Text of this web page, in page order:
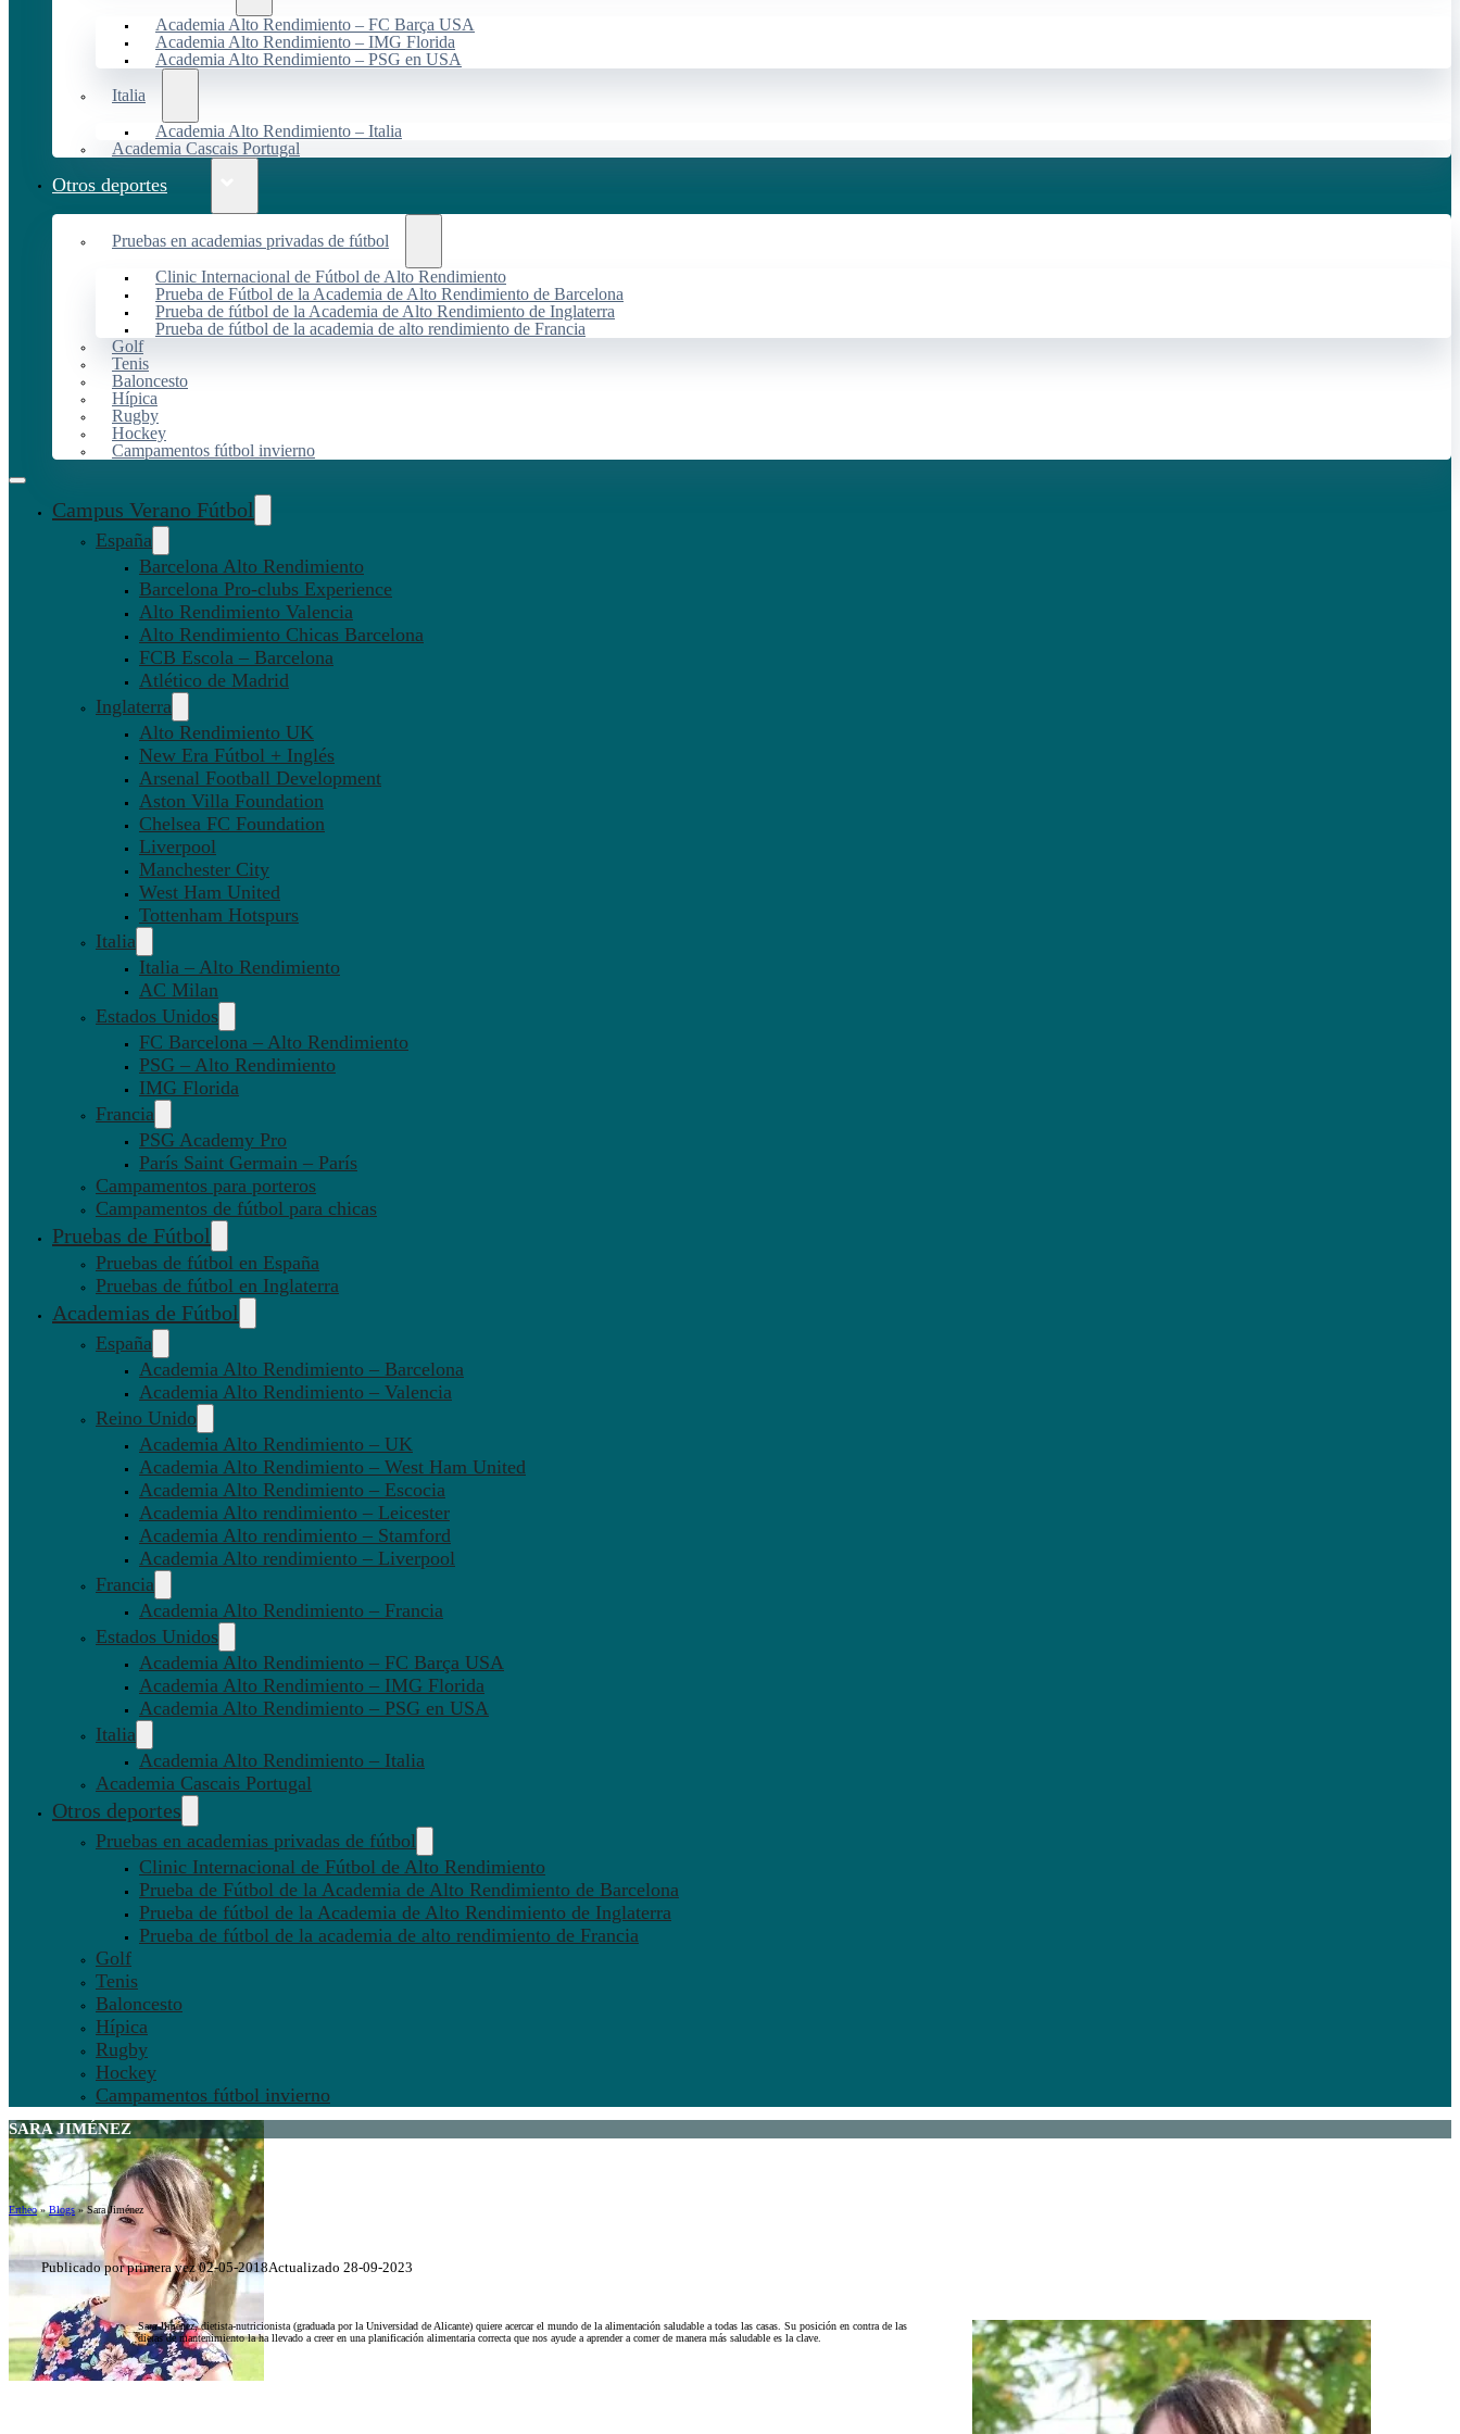
Academia Alto Rendimiento – FC Barça USA
Academia Alto Rendimiento – IMG Florida
Academia Alto Rendimiento – PSG en USA
Italia
Academia Alto Rendimiento – Italia
Academia Cascais Portugal
Otros deportes
Pruebas en academias privadas de fútbol
Clinic Internacional de Fútbol de Alto Rendimiento
Prueba de Fútbol de la Academia de Alto Rendimiento de Barcelona
Prueba de fútbol de la Academia de Alto Rendimiento de Inglaterra
Prueba de fútbol de la academia de alto rendimiento de Francia
Golf
Tenis
Baloncesto
Hípica
Rugby
Hockey
Campamentos fútbol invierno
Campus Verano Fútbol
España
Barcelona Alto Rendimiento
Barcelona Pro-clubs Experience
Alto Rendimiento Valencia
Alto Rendimiento Chicas Barcelona
FCB Escola – Barcelona
Atlético de Madrid
Inglaterra
Alto Rendimiento UK
New Era Fútbol + Inglés
Arsenal Football Development
Aston Villa Foundation
Chelsea FC Foundation
Liverpool
Manchester City
West Ham United
Tottenham Hotspurs
Italia
Italia – Alto Rendimiento
AC Milan
Estados Unidos
FC Barcelona – Alto Rendimiento
PSG – Alto Rendimiento
IMG Florida
Francia
PSG Academy Pro
París Saint Germain – París
Campamentos para porteros
Campamentos de fútbol para chicas
Pruebas de Fútbol
Pruebas de fútbol en España
Pruebas de fútbol en Inglaterra
Academias de Fútbol
España
Academia Alto Rendimiento – Barcelona
Academia Alto Rendimiento – Valencia
Reino Unido
Academia Alto Rendimiento – UK
Academia Alto Rendimiento – West Ham United
Academia Alto Rendimiento – Escocia
Academia Alto rendimiento – Leicester
Academia Alto rendimiento – Stamford
Academia Alto rendimiento – Liverpool
Francia
Academia Alto Rendimiento – Francia
Estados Unidos
Academia Alto Rendimiento – FC Barça USA
Academia Alto Rendimiento – IMG Florida
Academia Alto Rendimiento – PSG en USA
Italia
Academia Alto Rendimiento – Italia
Academia Cascais Portugal
Otros deportes
Pruebas en academias privadas de fútbol
Clinic Internacional de Fútbol de Alto Rendimiento
Prueba de Fútbol de la Academia de Alto Rendimiento de Barcelona
Prueba de fútbol de la Academia de Alto Rendimiento de Inglaterra
Prueba de fútbol de la academia de alto rendimiento de Francia
Golf
Tenis
Baloncesto
Hípica
Rugby
Hockey
Campamentos fútbol invierno
SARA JIMÉNEZ
Ertheo»Blogs»Sara Jiménez
Publicado por primera vez 02-05-2018Actualizado 28-09-2023
Sara Jiménez, dietista-nutricionista (graduada por la Universidad de Alicante) quiere acercar el mundo de la alimentación saludable a todas las casas. Su posición en contra de las
dietas de mantenimiento la ha llevado a creer en una planificación alimentaria correcta que nos ayude a aprender a comer de manera más saludable es la clave.